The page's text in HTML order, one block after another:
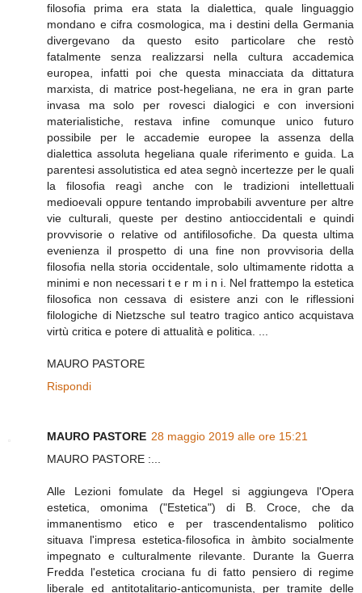
filosofia prima era stata la dialettica, quale linguaggio
mondano e cifra cosmologica, ma i destini della Germania
divergevano da questo esito particolare che restò
fatalmente senza realizzarsi nella cultura accademica
europea, infatti poi che questa minacciata da dittatura
marxista, di matrice post-hegeliana, ne era in gran parte
invasa ma solo per rovesci dialogici e con inversioni
materialistiche, restava infine comunque unico futuro
possibile per le accademie europee la assenza della
dialettica assoluta hegeliana quale riferimento e guida. La
parentesi assolutistica ed atea segnò incertezze per le quali
la filosofia reagì anche con le tradizioni intellettuali
medioevali oppure tentando improbabili avventure per altre
vie culturali, queste per destino antioccidentali e quindi
provvisorie o relative od antifilosofiche. Da questa ultima
evenienza il prospetto di una fine non provvisoria della
filosofia nella storia occidentale, solo ultimamente ridotta a
minimi e non necessari t e r m i n i. Nel frattempo la estetica
filosofica non cessava di esistere anzi con le riflessioni
filologiche di Nietzsche sul teatro tragico antico acquistava
virtù critica e potere di attualità e politica. ...
MAURO PASTORE
Rispondi
MAURO PASTORE 28 maggio 2019 alle ore 15:21
MAURO PASTORE :...
Alle Lezioni fomulate da Hegel si aggiungeva l'Opera
estetica, omonima ("Estetica") di B. Croce, che da
immanentismo etico e per trascendentalismo politico
situava l'impresa estetica-filosofica in àmbito socialmente
impegnato e culturalmente rilevante. Durante la Guerra
Fredda l'estetica crociana fu di fatto pensiero di regime
liberale ed antitotalitario-anticomunista, per tramite delle